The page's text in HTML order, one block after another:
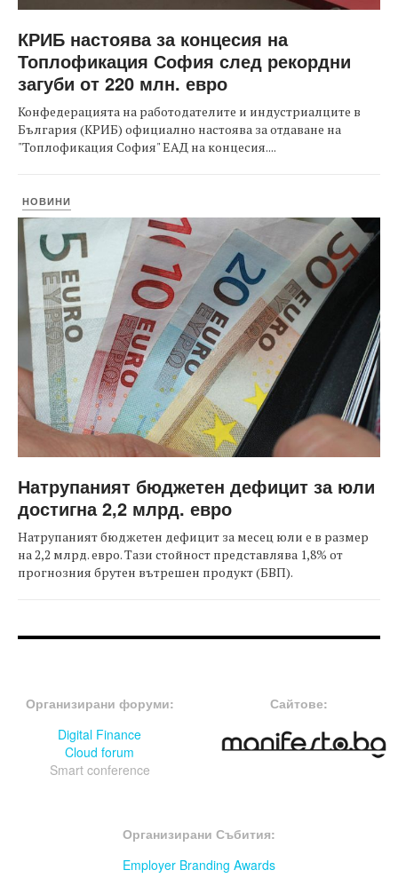
КРИБ настоява за концесия на
Топлофикация София след рекордни
загуби от 220 млн. евро
Конфедерацията на работодателите и индустриалците в
България (КРИБ) официално настоява за отдаване на
"Топлофикация София" ЕАД на концесия....
НОВИНИ
Натрупаният бюджетен дефицит за юли
достигна 2,2 млрд. евро
Натрупаният бюджетен дефицит за месец юли е в размер
на 2,2 млрд. евро. Тази стойност представлява 1,8% от
прогнозния брутен вътрешен продукт (БВП).
Организирани форуми:
Digital Finance
Cloud forum
Smart conference
Сайтове:
Организирани Събития:
Employer Branding Awards